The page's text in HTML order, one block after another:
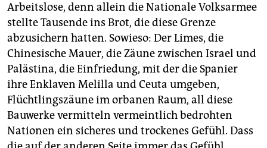
Arbeitslose, denn allein die Nationale Volksarmee
stellte Tausende ins Brot, die diese Grenze
abzusichern hatten. Sowieso: Der Limes, die
Chinesische Mauer, die Zäune zwischen Israel und
Palästina, die Einfriedung, mit der die Spanier
ihre Enklaven Melilla und Ceuta umgeben,
Flüchtlingszäune im orbanen Raum, all diese
Bauwerke vermitteln vermeintlich bedrohten
Nationen ein sicheres und trockenes Gefühl. Dass